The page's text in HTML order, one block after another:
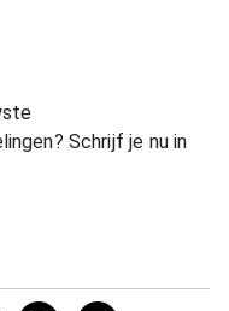
Schrijf je nu in